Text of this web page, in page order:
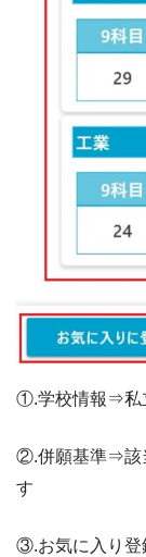
①.学校情報⇒私
②.併願基準⇒該
す
③.お気に入り登